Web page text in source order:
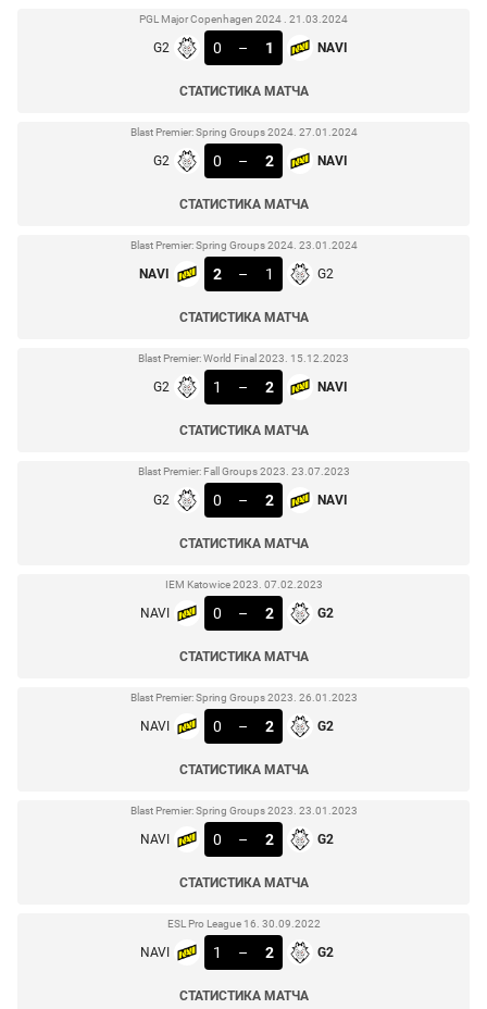
PGL Major Copenhagen 2024 . 21.03.2024
G2 0 – 1 NAVI
СТАТИСТИКА МАТЧА
Blast Premier: Spring Groups 2024. 27.01.2024
G2 0 – 2 NAVI
СТАТИСТИКА МАТЧА
Blast Premier: Spring Groups 2024. 23.01.2024
NAVI 2 – 1 G2
СТАТИСТИКА МАТЧА
Blast Premier: World Final 2023. 15.12.2023
G2 1 – 2 NAVI
СТАТИСТИКА МАТЧА
Blast Premier: Fall Groups 2023. 23.07.2023
G2 0 – 2 NAVI
СТАТИСТИКА МАТЧА
IEM Katowice 2023. 07.02.2023
NAVI 0 – 2 G2
СТАТИСТИКА МАТЧА
Blast Premier: Spring Groups 2023. 26.01.2023
NAVI 0 – 2 G2
СТАТИСТИКА МАТЧА
Blast Premier: Spring Groups 2023. 23.01.2023
NAVI 0 – 2 G2
СТАТИСТИКА МАТЧА
ESL Pro League 16. 30.09.2022
NAVI 1 – 2 G2
СТАТИСТИКА МАТЧА